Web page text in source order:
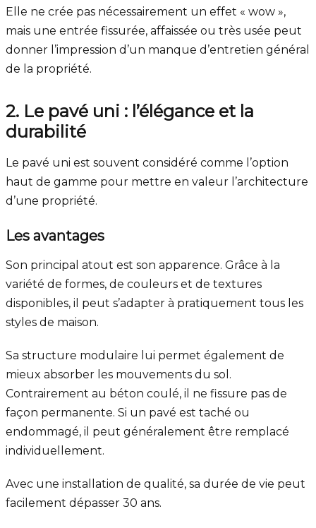
Elle ne crée pas nécessairement un effet « wow »,
mais une entrée fissurée, affaissée ou très usée peut
donner l’impression d’un manque d’entretien général
de la propriété.
2. Le pavé uni : l’élégance et la
durabilité
Le pavé uni est souvent considéré comme l’option
haut de gamme pour mettre en valeur l’architecture
d’une propriété.
Les avantages
Son principal atout est son apparence. Grâce à la
variété de formes, de couleurs et de textures
disponibles, il peut s’adapter à pratiquement tous les
styles de maison.
Sa structure modulaire lui permet également de
mieux absorber les mouvements du sol.
Contrairement au béton coulé, il ne fissure pas de
façon permanente. Si un pavé est taché ou
endommagé, il peut généralement être remplacé
individuellement.
Avec une installation de qualité, sa durée de vie peut
facilement dépasser 30 ans.